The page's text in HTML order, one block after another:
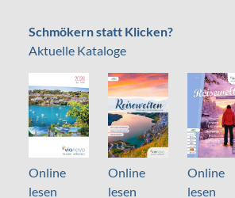
Schmökern statt Klicken?
Aktuelle Kataloge
Online
lesen
Online
lesen
Online
lesen